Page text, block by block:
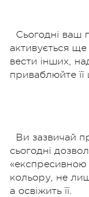
Сьогодні ваш
активується
вести інших,
приваблюйте
Ви зазвичай
сьогодні
кольору, не
а освіжить її.